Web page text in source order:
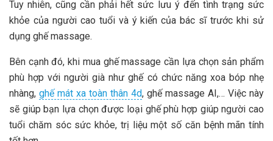
Tuy nhiên, cũng cần phải hết sức lưu ý đến tình trạng sức
khỏe của người cao tuổi và ý kiến của bác sĩ trước khi sử
dụng ghế massage.
Bên cạnh đó, khi mua ghế massage cần lựa chọn sản phẩm
phù hợp với người già như ghế có chức năng xoa bóp nhẹ
nhàng, ghế mát xa toàn thân 4d, ghế massage AI,… Việc này
sẽ giúp bạn lựa chọn được loại ghế phù hợp giúp người cao
tuổi chăm sóc sức khỏe, trị liệu một số căn bệnh mãn tính